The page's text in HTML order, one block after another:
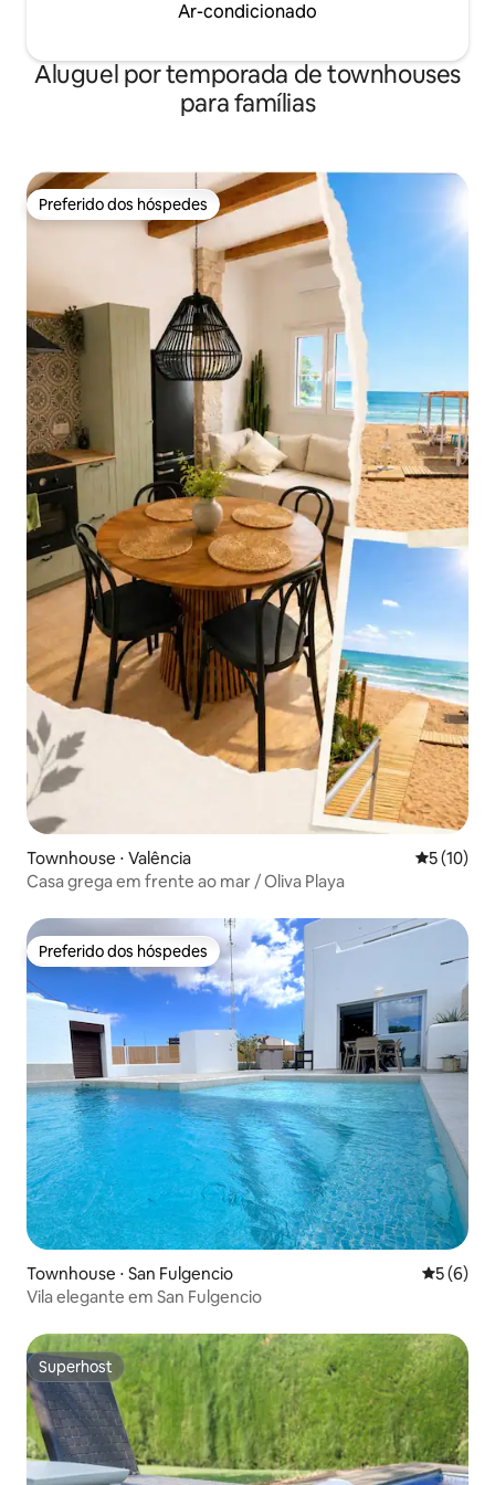
Ar-condicionado
Aluguel por temporada de townhouses
para famílias
Preferido dos hóspedes
Preferido dos hóspedes
Townhouse ⋅ Valência 5 de uma
5 (10)
Casa grega em frente ao mar / Oliva Playa
Preferido dos hóspedes
Preferido dos hóspedes
Townhouse ⋅ San Fulgencio 5 de
5 (6)
Vila elegante em San Fulgencio
Superhost
Superhost